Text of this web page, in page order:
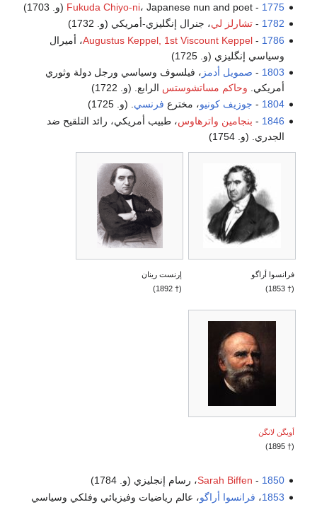
1775
-
Fukuda Chiyo-ni، Japanese nun and poet (و. 1703)
1782
-تشارلز لي، جنرال إنگليزي-أمريكي (و. 1732)
1786
-
Augustus Keppel, 1st Viscount Keppel، أميرال
وسياسي إنگليزي (و. 1725)
1803
- صمويل أدمز ، فيلسوف وسياسي ورجل دولة وثوري
أمريكي. وحاكم مساتشوستس الرابع. (و. 1722)
1804
- جوزيف كونيو، مخترع فرنسي. (و. 1725)
1846
- بنجامين واترهاوس، طبيب أمريكي، رائد التلقيح ضد
الجدري. (و. 1754)
فرانسوا أراگو
(† 1853)
إرنست رينان
(† 1892)
أويگن لانگن
(† 1895)
1850
-
Sarah Biffen، رسام إنجليزي (و. 1784)
1853، فرانسوا أراگو، عالم رياضيات وفيزيائي وفلكي وسياسي